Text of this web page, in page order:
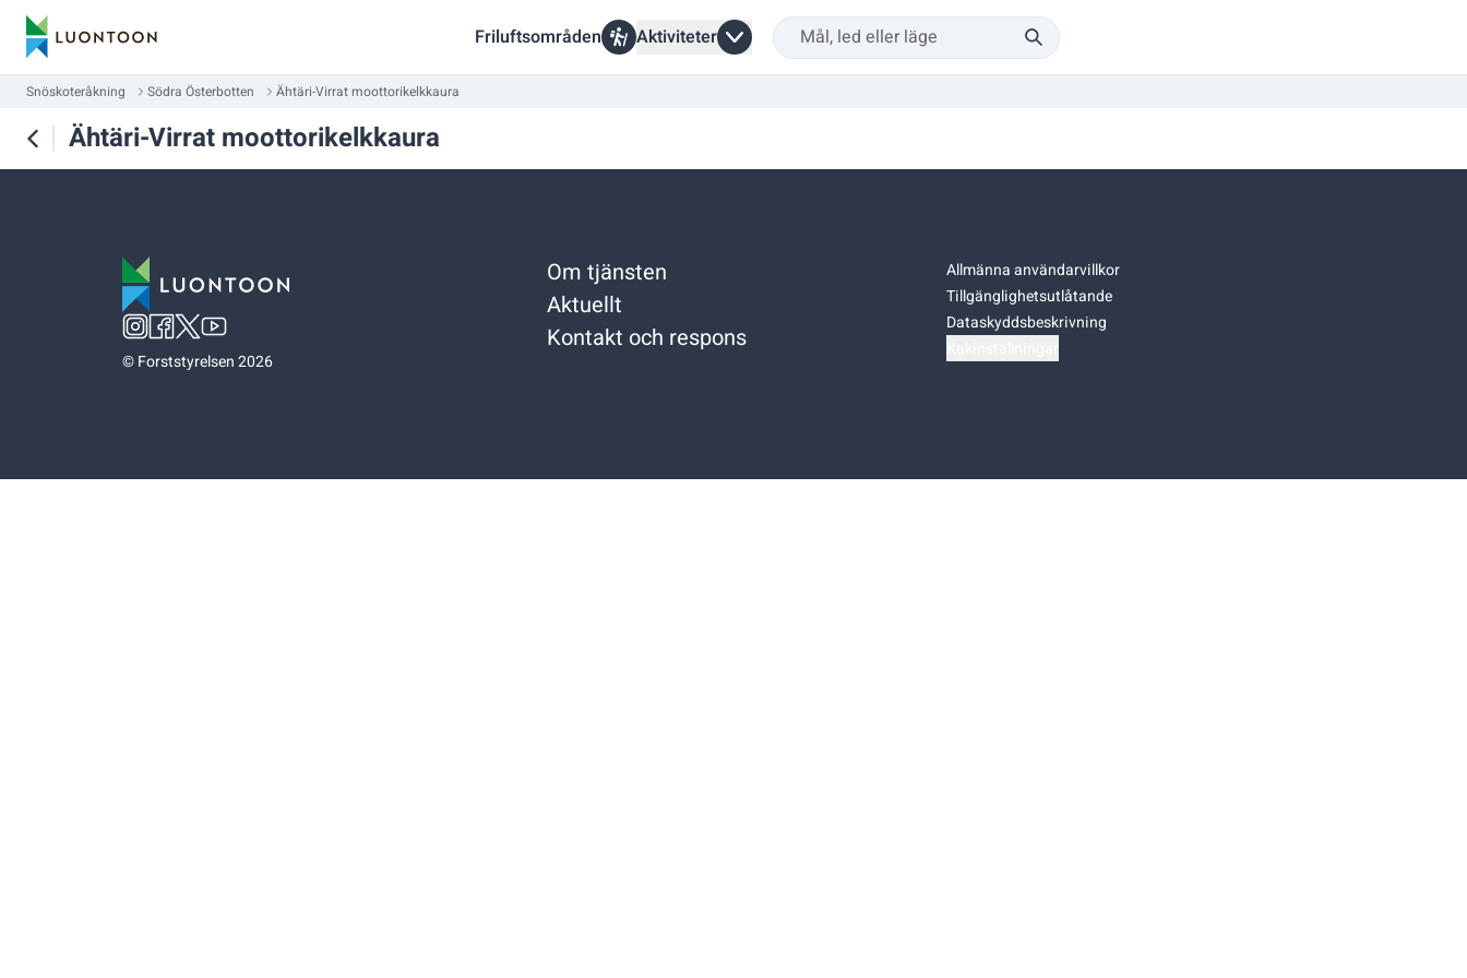
Friluftsområden Aktiviteter
Snöskoteråkning Södra Österbotten Ähtäri-Virrat moottorikelkkaura
Ähtäri-Virrat moottorikelkkaura
©Forststyrelsen 2026
Om tjänsten
Aktuellt
Kontakt och respons
Allmänna användarvillkor
Tillgänglighetsutlåtande
Dataskyddsbeskrivning